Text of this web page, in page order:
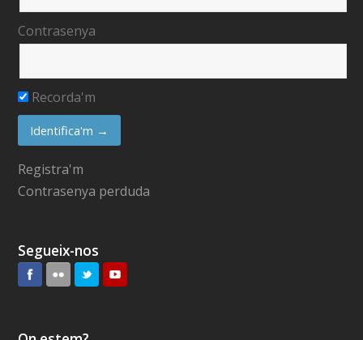
Contrasenya
Recorda'm
Registra'm
Contrasenya perduda
Segueix-nos